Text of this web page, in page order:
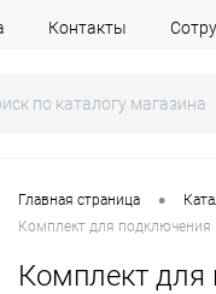
Контакты
Главная страница •
Комплект для подключения
Комплект для